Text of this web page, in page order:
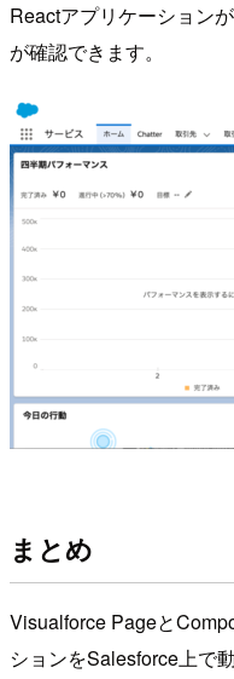
Reactアプリケーション
が確認できます。
まとめ
Visualforce Pageと
ションをSalesforce上で